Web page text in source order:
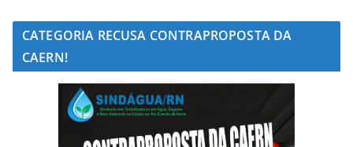
CATEGORIA RECUSA CONTRAPROPOSTA DA
CAERN!